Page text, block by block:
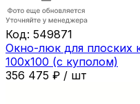
Код: 549871
Окно-люк для плоских
100х100 (с куполом)
356 475 ₽ / шт